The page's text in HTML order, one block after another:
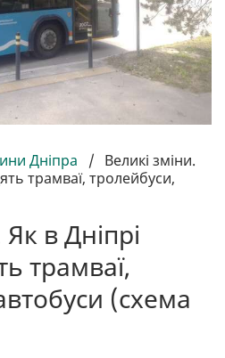
Дніпра / Великі зміни.
трамваї, тролейбуси,
в Дніпрі
трамваї,
(схема